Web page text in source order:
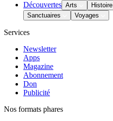
Découvertes Arts Histoire
Sanctuaires
Voyages
Services
Newsletter
Apps
Magazine
Abonnement
Don
Publicité
Nos formats phares